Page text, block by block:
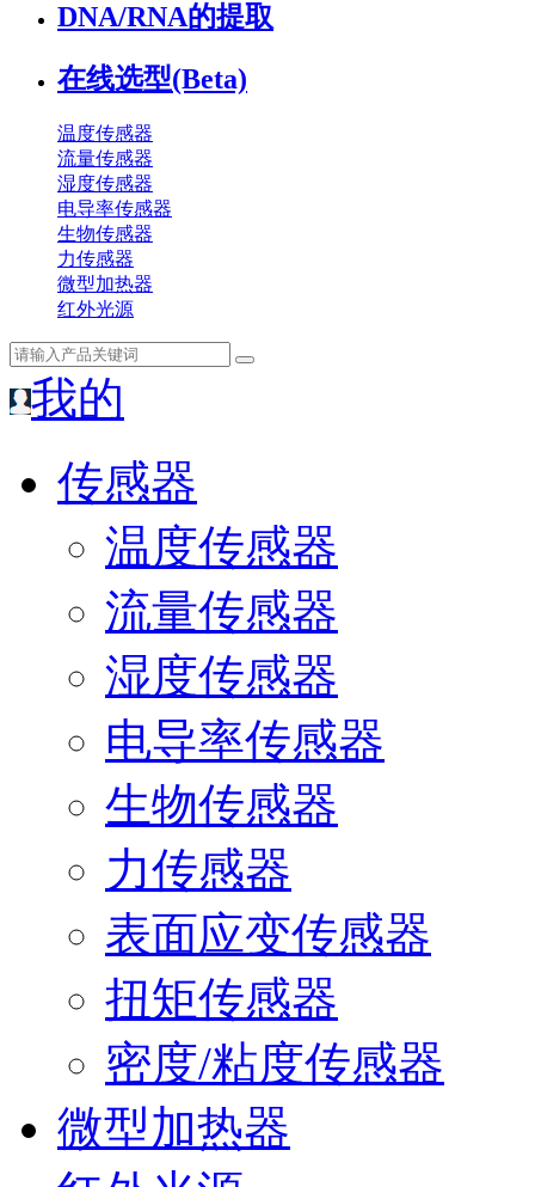
DNA/RNA的提取
在线选型(Beta)
温度传感器
流量传感器
湿度传感器
电导率传感器
生物传感器
力传感器
微型加热器
红外光源
我的
传感器
温度传感器
流量传感器
湿度传感器
电导率传感器
生物传感器
力传感器
表面应变传感器
扭矩传感器
密度/粘度传感器
微型加热器